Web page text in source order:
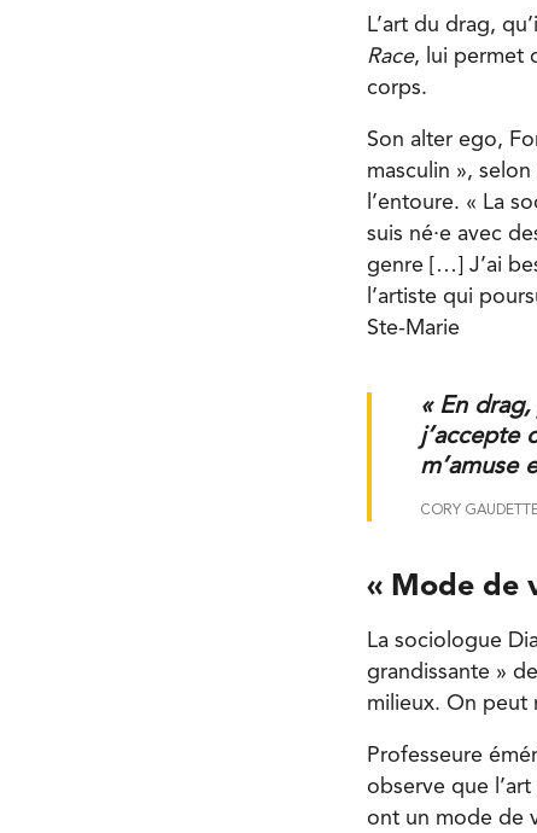
L’art du drag,
Race, lui permet
corps.
Son alter ego,
masculin »,
l’entoure. « La
suis né·e avec
genre […] J’ai
l’artiste qui
Ste-Marie
« En
j’accepte
m’amuse
CORY
« Mode de
La sociologue
grandissante »
milieux. On peut
Professeure
observe que
ont un mode de